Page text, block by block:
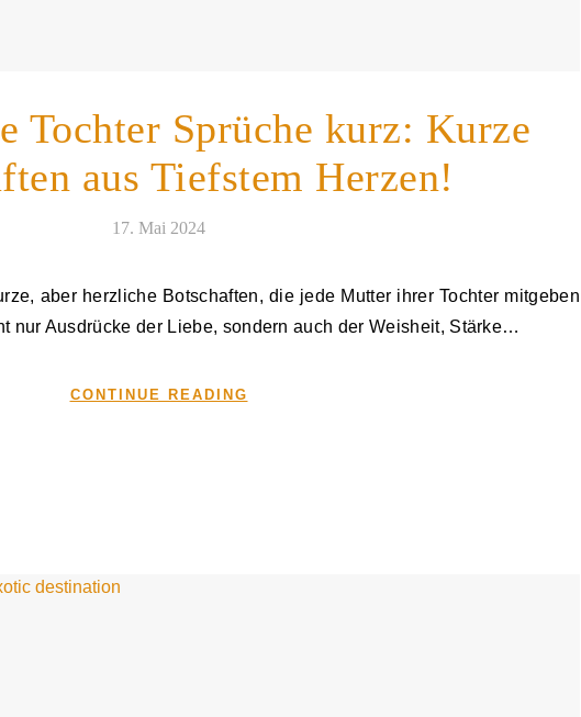
Tochter Sprüche kurz: Kurze
aus Tiefstem Herzen!
17. Mai 2024
nur Ausdrücke der Liebe, sondern auch der Weisheit, Stärke…
CONTINUE READING